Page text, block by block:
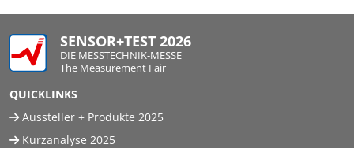
SENSOR+TEST 2026
DIE MESSTECHNIK-MESSE
The Measurement Fair
QUICKLINKS
Aussteller + Produkte 2025
Kurzanalyse 2025